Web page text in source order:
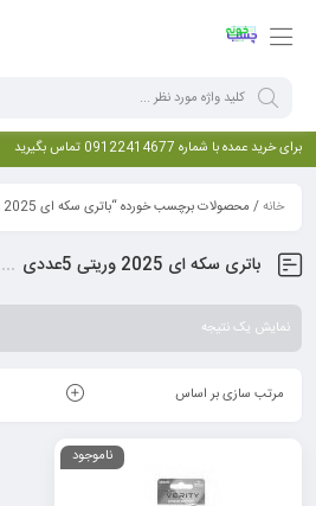
برای خرید عمده با شماره 09122414677 تماس بگیرید
خانه/ محصولات برچسب خورده “باتری سکه ای 2025 وریتی 5عددی”
باتری سکه ای 2025 وریتی 5عددی
نمایش یک نتیجه
مرتب سازی بر اساس
ناموجود